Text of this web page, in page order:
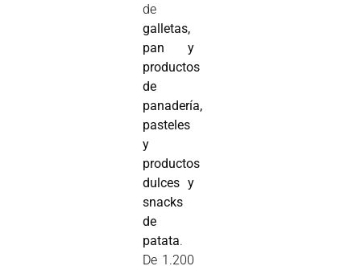
de
galletas,
pan y
productos
de
panadería,
pasteles
y
productos
dulces y
snacks
de
patata.
De 1.200